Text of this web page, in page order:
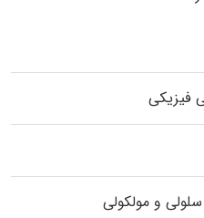
فیزیکی
و مولکولی